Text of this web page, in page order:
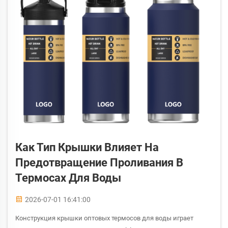
Как Тип Крышки Влияет На
Предотвращение Проливания В
Термосах Для Воды
2026-07-01 16:41:00
Конструкция крышки оптовых термосов для воды играет